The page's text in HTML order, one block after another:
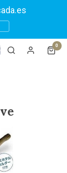
0